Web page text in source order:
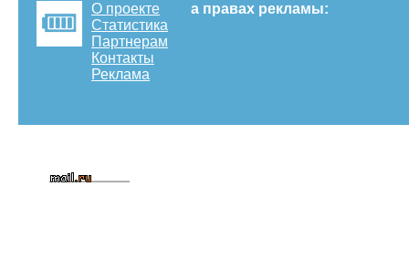
О проекте
Статистика
Партнерам
Контакты
Реклама
а правах рекламы: